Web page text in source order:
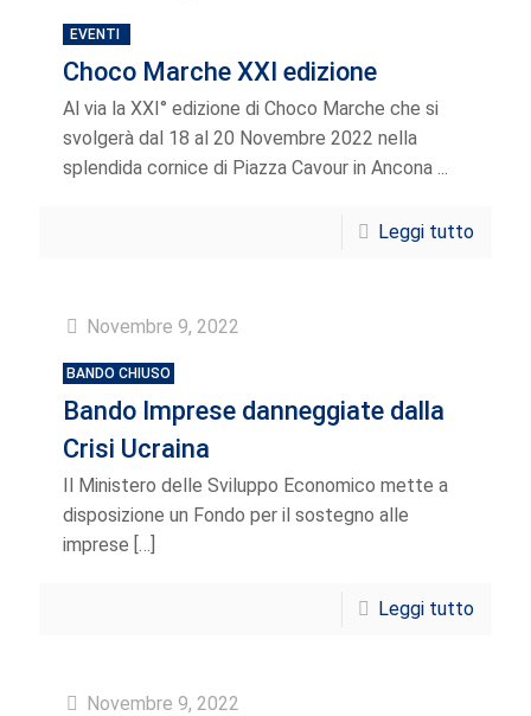
EVENTI
Choco Marche XXI edizione
Al via la XXI° edizione di Choco Marche che si
svolgerà dal 18 al 20 Novembre 2022 nella
splendida cornice di Piazza Cavour in Ancona ...
Leggi tutto
Novembre 9, 2022
BANDO CHIUSO
Bando Imprese danneggiate dalla
Crisi Ucraina
Il Ministero delle Sviluppo Economico mette a
disposizione un Fondo per il sostegno alle
imprese […]
Leggi tutto
Novembre 9, 2022